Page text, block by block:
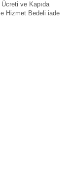
ve Kapıda
Hizmet Bedeli iade